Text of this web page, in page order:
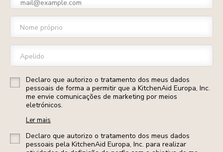
Nome próprio
Apelido
Declaro que autorizo o tratamento dos meus dados
pessoais de forma a permitir que a KitchenAid Europa, Inc.
me envie comunicações de marketing por meios
eletrónicos.
Ler mais
Declaro que autorizo o tratamento dos meus dados
pessoais pela KitchenAid Europa, Inc. para realizar